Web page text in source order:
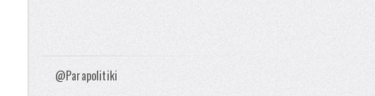
@Parapolitiki